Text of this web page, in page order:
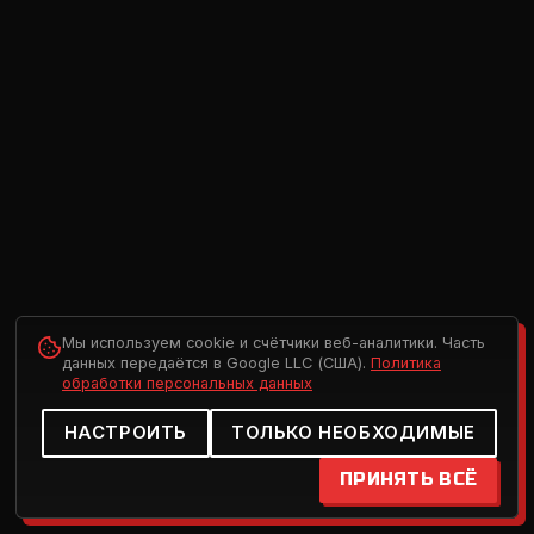
Мы используем cookie и счётчики веб-аналитики. Часть
данных передаётся в Google LLC (США). Политика
обработки персональных данных
НАСТРОИТЬ ТОЛЬКО НЕОБХОДИМЫЕ
ПРИНЯТЬ ВСЁ